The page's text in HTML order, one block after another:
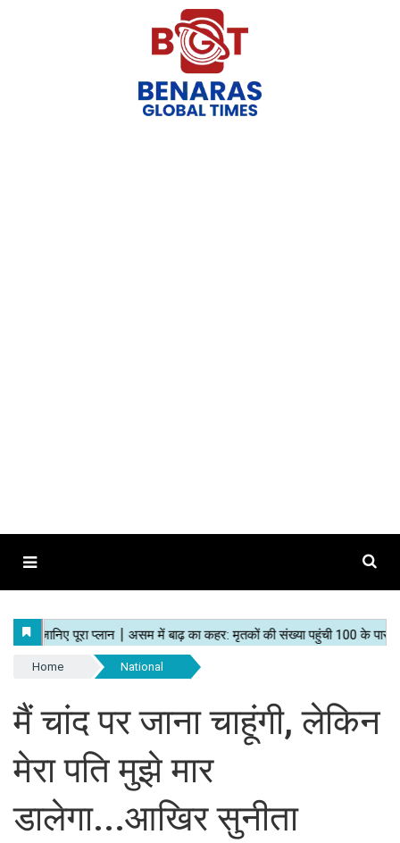
Home National
मैं चांद पर जाना चाहूंगी, लेकिन
मेरा पति मुझे मार
डालेगा...आखिर सुनीता